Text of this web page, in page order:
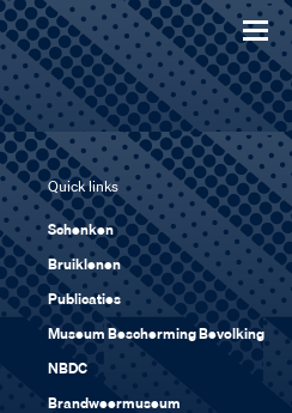
Quick links
Schenken
Bruiklenen
Publicaties
Museum Bescherming Bevolking
NBDC
Brandweermuseum